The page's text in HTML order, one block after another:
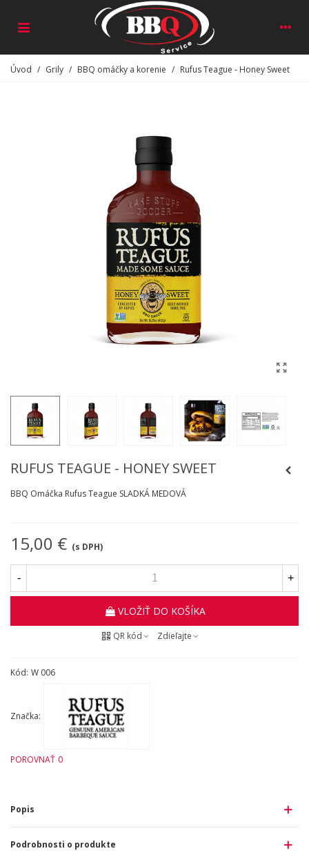
Úvod / Grily / BBQ omáčky a korenie / Rufus Teague - Honey Sweet
RUFUS TEAGUE - HONEY SWEET
BBQ Omáčka Rufus Teague SLADKÁ MEDOVÁ
15,00 € (s DPH)
- +
VLOŽIŤ DO KOŠÍKA
QR kód Zdieľajte
Kód: W 006
Značka:
POROVNAŤ 0
Popis
Podrobnosti o produkte